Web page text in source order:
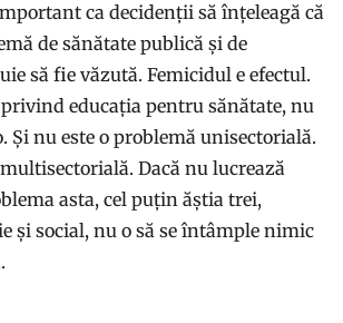
ca decidenții să înțeleagă că
de sănătate publică și de
să fie văzută. Femicidul e efectul.
educația pentru sănătate, nu
Și nu este o problemă unisectorială.
Dacă nu lucrează
asta, cel puțin ăștia trei,
și social, nu o să se întâmple nimic